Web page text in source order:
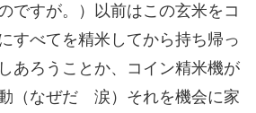
ですが。）以前はこの玄米をコ
すべてを精米してから持ち帰っ
あろうことか、コイン精米機が
（なぜだ 涙）それを機会に家